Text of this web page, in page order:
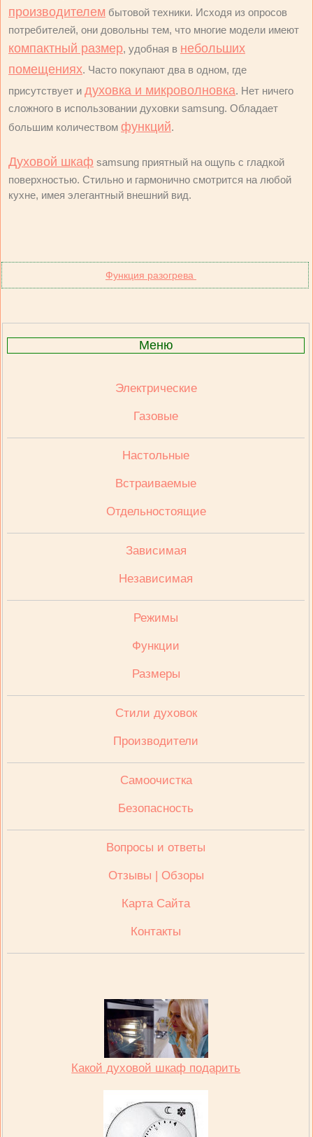
производителем бытовой техники. Исходя из опросов
потребителей, они довольны тем, что многие модели имеют
компактный размер, удобная в небольших
помещениях. Часто покупают два в одном, где
присутствует и духовка и микроволновка. Нет ничего
сложного в использовании духовки samsung. Обладает
большим количеством функций.
Духовой шкаф samsung приятный на ощупь с гладкой
поверхностью. Стильно и гармонично смотрится на любой
кухне, имея элегантный внешний вид.
Функция разогрева
Меню
Электрические
Газовые
Настольные
Встраиваемые
Отдельностоящие
Зависимая
Независимая
Режимы
Функции
Размеры
Стили духовок
Производители
Cамоочистка
Безопасность
Вопросы и ответы
Отзывы | Обзоры
Карта Сайта
Контакты
Какой духовой шкаф подарить